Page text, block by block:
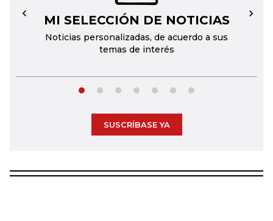
MI SELECCIÓN DE NOTICIAS
Noticias personalizadas, de acuerdo a sus
temas de interés
← →
SUSCRÍBASE YA